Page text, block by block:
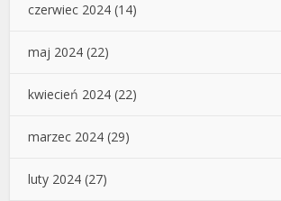
czerwiec 2024 (14)
maj 2024 (22)
kwiecień 2024 (22)
marzec 2024 (29)
luty 2024 (27)